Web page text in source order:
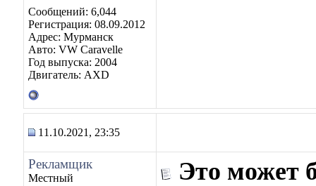
Сообщений: 6,044
Регистрация: 08.09.2012
Адрес: Мурманск
Авто: VW Caravelle
Год выпуска: 2004
Двигатель: AXD
11.10.2021, 23:35
Рекламщик
Местный Это может